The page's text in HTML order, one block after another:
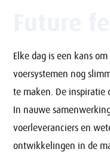
Elke dag is een kans
voersystemen nog
te maken. De inspiratie
In nauwe
voerleveranciers en
ontwikkelingen in de